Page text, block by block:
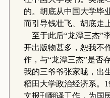
的。胡底从中国大学毕
而引导钱壮飞、胡底走
至于此后“龙潭三杰”
开出版物甚多，恕我不
作，与“龙潭三杰”是否
我的三爷爷张家昽，出
稻田大学政治经济系。
文报刊翻译工作，为国